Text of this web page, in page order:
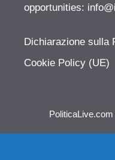
opportunities:
Dichiarazione sulla
Cookie Policy (UE)